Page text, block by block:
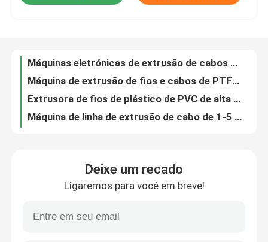
Sobre Nós
Controle de Qualidade
Contacte-nos
Máquina de extrusão de fios e cabos de PTFE 60 kg/h 11 kW com motor Siemens
Extrusora de fios de plástico de PVC de alta velocidade, máquina de fabricação de cabos de 140 kg/h
Máquina de linha de extrusão de cabo de 1-5 mm Extrusora de fios de PVC de 90 kg/h para produção de cabo de TV e CCTV
Linha de produção de máquinas de extrusão de cabo de halogênio 80 com baixo fumo zero
Deixe um recado
Ligaremos para você em breve!